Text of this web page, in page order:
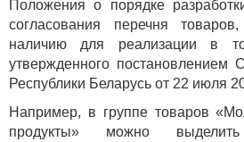
Положения о порядке
согласования перечня
наличию для реализации в
утвержденного постановлением
Республики Беларусь от 22 июля
Например, в группе товаров
продукты» можно